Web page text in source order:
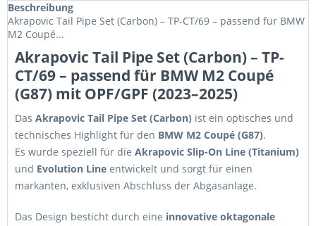
Beschreibung
Akrapovic Tail Pipe Set (Carbon) – TP-CT/69 – passend für BMW
M2 Coupé...
Akrapovic Tail Pipe Set (Carbon) – TP-
CT/69 – passend für BMW M2 Coupé
(G87) mit OPF/GPF (2023–2025)
Das Akrapovic Tail Pipe Set (Carbon) ist ein optisches und
technisches Highlight für den BMW M2 Coupé (G87).
Es wurde speziell für die Akrapovic Slip-On Line (Titanium)
und Evolution Line entwickelt und sorgt für einen
markanten, exklusiven Abschluss der Abgasanlage.
Das Design besticht durch eine innovative oktagonale